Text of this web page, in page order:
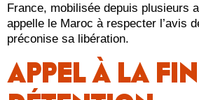
France, mobilisée depuis plusieurs
appelle le Maroc à respecter l’avis
préconise sa libération.
APPEL À LA